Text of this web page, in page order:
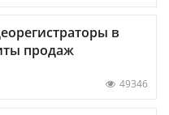
в
продаж
49346